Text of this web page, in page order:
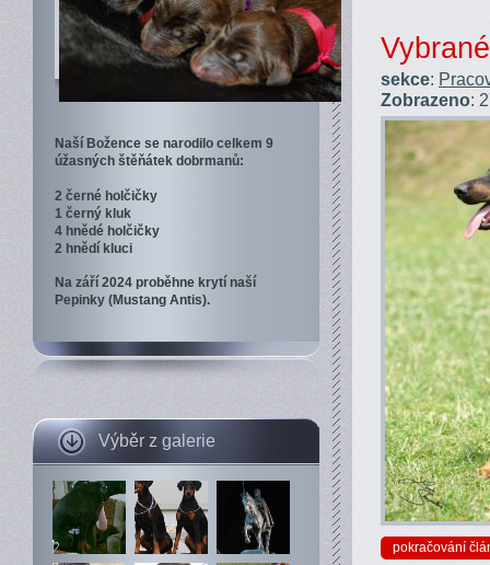
Naší Božence se narodilo celkem 9
úžasných štěňátek dobrmanů:
2 černé holčičky
1 černý kluk
4 hnědé holčičky
2 hnědí kluci
Na září 2024 proběhne krytí naší
Pepinky (Mustang Antis).
Výběr z galerie
sekce:
Zobrazeno:
pokračování